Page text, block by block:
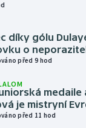
díky gólu
o
před 9 hod
medaile
je mistryní
před 11 hod